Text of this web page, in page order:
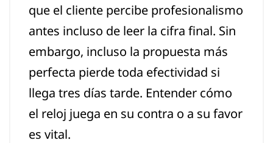
que el cliente percibe profesionalismo
antes incluso de leer la cifra final. Sin
embargo, incluso la propuesta más
perfecta pierde toda efectividad si
llega tres días tarde. Entender cómo
el reloj juega en su contra o a su favor
es vital.